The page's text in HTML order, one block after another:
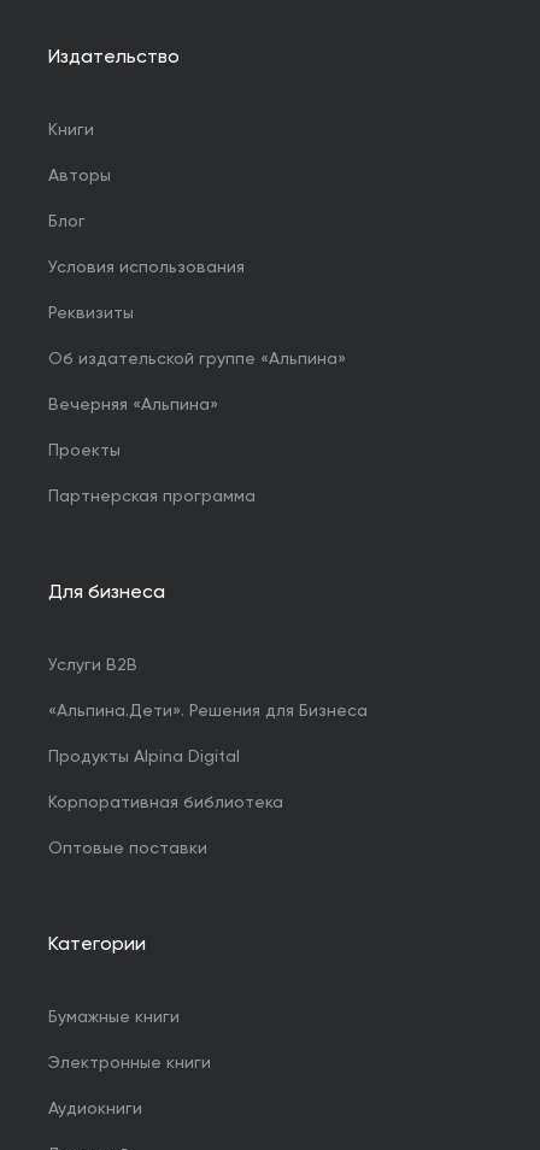
Издательство
Книги
Авторы
Блог
Условия использования
Реквизиты
Об издательской группе «Альпина»
Вечерняя «Альпина»
Проекты
Партнерская программа
Для бизнеса
Услуги B2B
«Альпина.Дети». Решения для Бизнеса
Продукты Alpina Digital
Корпоративная библиотека
Оптовые поставки
Категории
Бумажные книги
Электронные книги
Аудиокниги